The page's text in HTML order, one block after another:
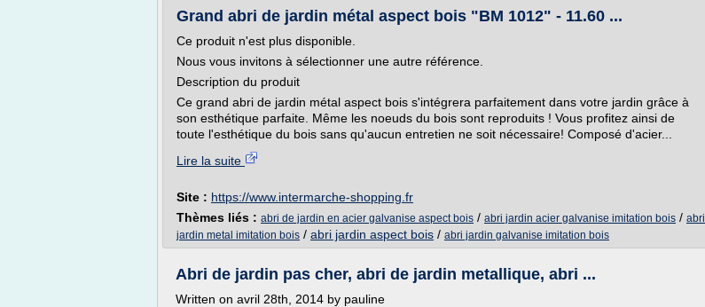
Grand abri de jardin métal aspect bois "BM 1012" - 11.60 ...
Ce produit n'est plus disponible.
Nous vous invitons à sélectionner une autre référence.
Description du produit
Ce grand abri de jardin métal aspect bois s'intégrera parfaitement dans votre jardin grâce à
son esthétique parfaite. Même les noeuds du bois sont reproduits ! Vous profitez ainsi de
toute l'esthétique du bois sans qu'aucun entretien ne soit nécessaire! Composé d'acier...
Lire la suite
Site : https://www.intermarche-shopping.fr
Thèmes liés : abri de jardin en acier galvanise aspect bois / abri jardin acier galvanise imitation bois / abri
jardin metal imitation bois / abri jardin aspect bois / abri jardin galvanise imitation bois
Abri de jardin pas cher, abri de jardin metallique, abri ...
Written on avril 28th, 2014 by pauline